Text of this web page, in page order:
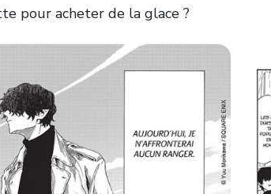
pour acheter de la glace ?